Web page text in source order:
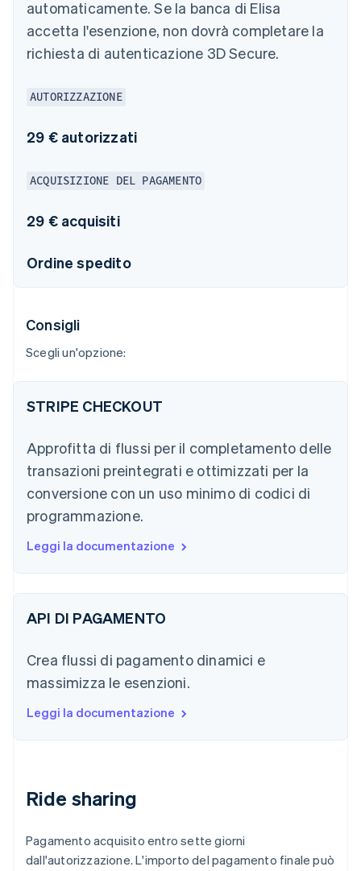
automaticamente. Se la banca di Elisa
accetta l'esenzione, non dovrà completare la
richiesta di autenticazione 3D Secure.
AUTORIZZAZIONE
29 € autorizzati
ACQUISIZIONE DEL PAGAMENTO
29 € acquisiti
Ordine spedito
Consigli
Scegli un'opzione:
STRIPE CHECKOUT
Approfitta di flussi per il completamento delle
transazioni preintegrati e ottimizzati per la
conversione con un uso minimo di codici di
programmazione.
Leggi la documentazione
API DI PAGAMENTO
Crea flussi di pagamento dinamici e
massimizza le esenzioni.
Leggi la documentazione
Ride sharing
Pagamento acquisito entro sette giorni
dall'autorizzazione. L'importo del pagamento finale può